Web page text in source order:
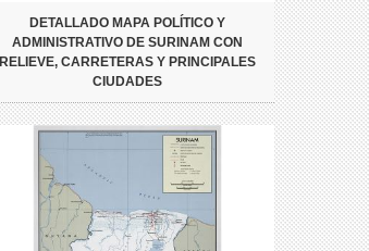
DETALLADO MAPA POLÍTICO Y
ADMINISTRATIVO DE SURINAM CON
RELIEVE, CARRETERAS Y PRINCIPALES
CIUDADES